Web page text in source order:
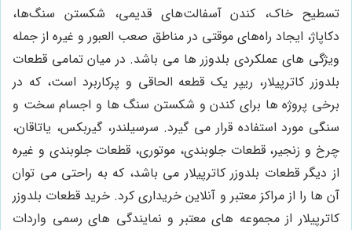
تسطیح خاک، کندن آسفالت‌های قدیمی، شکستن سنگ‌ها،
دکاپاژ، ایجاد راه‌های موقتی در مناطق صعب العبور و غیره از جمله
ویژگی های عملکردی بلدوزر ها می باشد. در میان تمامی قطعات
بلدوزر کاترپیلار، ریپر یک قطعه الحاقی و پرکاربرد است، که در
برخی پروژه ها برای کندن و شکستن سنگ ها و اجسام سخت و
سنگی مورد استفاده قرار می گیرد. سرسیلندر، گیربکس، یاتاقان،
چرخ و زنجیر، قطعات جلوبندی، موتوری، قطعات جلوبندی و غیره
از دیگر قطعات بلدوزر کاترپیلار می باشد، که به راحتی می توان
آن ها را از مراکز معتبر و آنلاین خریداری کرد. خرید قطعات بلدوزر
کاترپیلار از مجموعه های معتبر و نمایندگی های رسمی واردات